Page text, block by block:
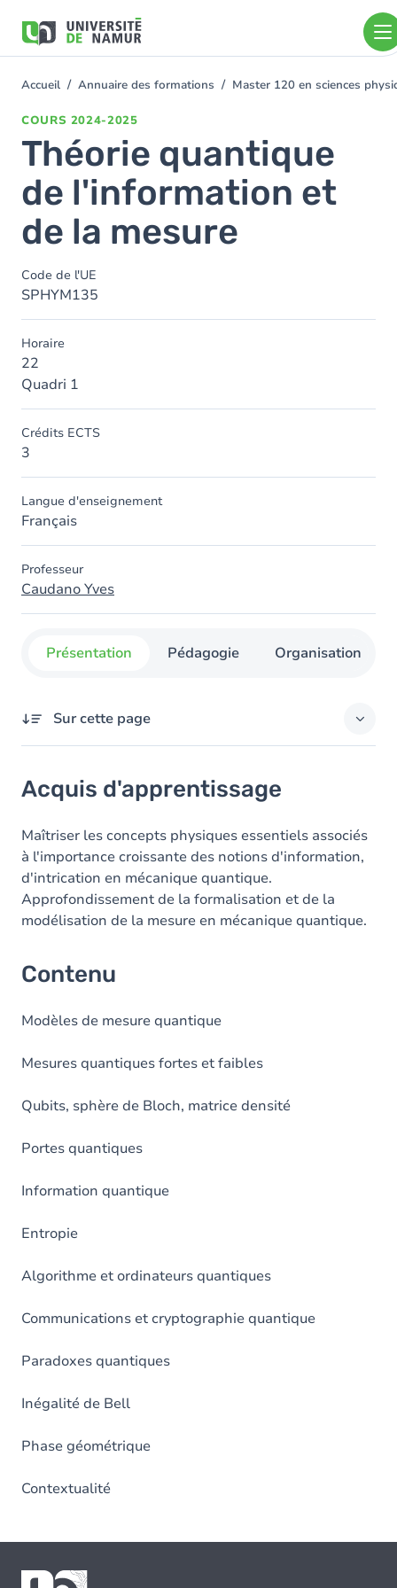
contenu
You
Accueil Annuaire des formations Master 120 en sciences
COURS 2024-2025
Théorie quantique
de l'information et
de la mesure
Code de l'UE
SPHYM135
Horaire
22
Quadri 1
Crédits ECTS
3
Langue d'enseignement
Français
Professeur
Caudano Yves
Présentation Pédagogie Organisation
Sur cette page
Contenu
Acquis d'apprentissage
Maîtriser les concepts physiques essentiels associés
à l'importance croissante des notions d'information,
d'intrication en mécanique quantique.
Approfondissement de la formalisation et de la
modélisation de la mesure en mécanique quantique.
Contenu
Modèles de mesure quantique
Mesures quantiques fortes et faibles
Qubits, sphère de Bloch, matrice densité
Portes quantiques
Information quantique
Entropie
Algorithme et ordinateurs quantiques
Communications et cryptographie quantique
Paradoxes quantiques
Inégalité de Bell
Phase géométrique
Contextualité